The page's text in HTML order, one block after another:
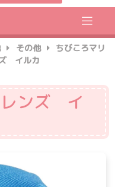
その他
ちびころマリ
イルカ
レンズ イ